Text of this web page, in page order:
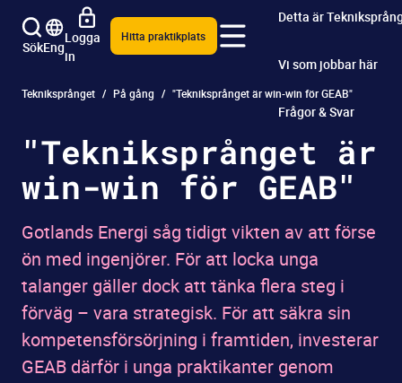
SökEng
Logga
in
Hitta praktikplats
Detta är
Vi som jobbar här
Frågor & Svar
Tekniksprånget På gång "Tekniksprånget är win-win för GEAB"
"Tekniksprånget är
win-win för GEAB"
Gotlands Energi såg tidigt vikten av att förse
ön med ingenjörer. För att locka unga
talanger gäller dock att tänka flera steg i
förväg – vara strategisk. För att säkra sin
kompetensförsörjning i framtiden, investerar
GEAB därför i unga praktikanter genom